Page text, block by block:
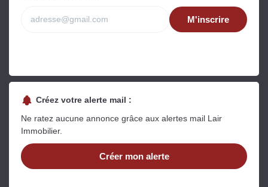
M'inscrire
Créez votre alerte mail :
Ne ratez aucune annonce grâce aux alertes mail Lair
Immobilier.
Créer mon alerte